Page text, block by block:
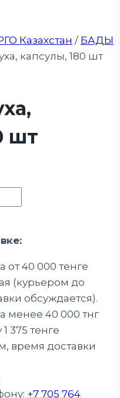
Казахстан / БАДЫ
капсулы, 180 шт
шт
от 40 000 тенге
(курьером до
обсуждается).
менее 40 000 тнг
375 тенге
время доставки
+7 705 764